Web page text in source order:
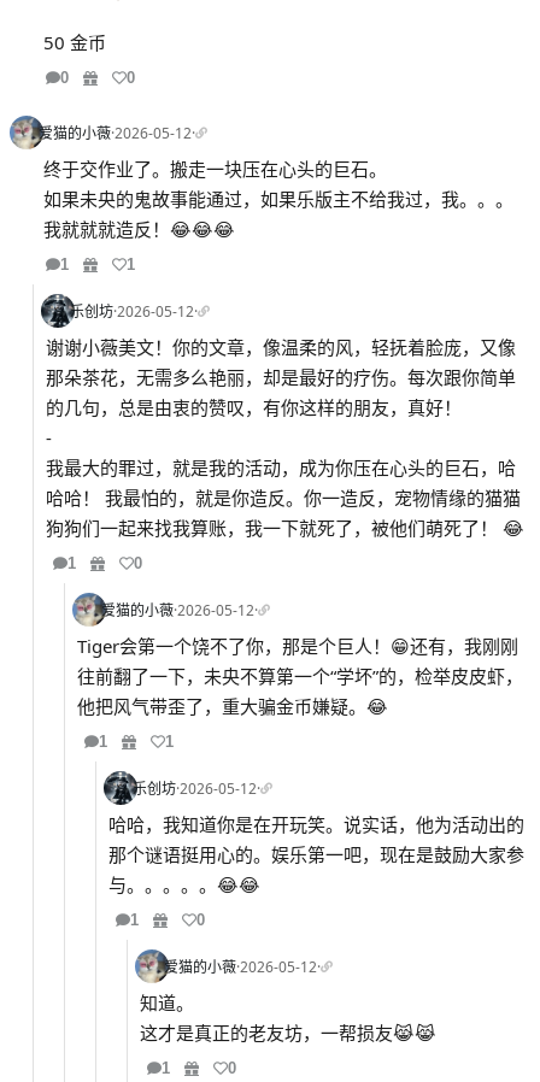
50 金币
0 0
爱猫的小薇·2026-05-12·
终于交作业了。搬走一块压在心头的巨石。
如果未央的鬼故事能通过，如果乐版主不给我过，我。。。
我就就就造反！😂😂😂
1 1
乐创坊·2026-05-12·
谢谢小薇美文！你的文章，像温柔的风，轻抚着脸庞，又像
那朵茶花，无需多么艳丽，却是最好的疗伤。每次跟你简单
的几句，总是由衷的赞叹，有你这样的朋友，真好！
-
我最大的罪过，就是我的活动，成为你压在心头的巨石，哈
哈哈！ 我最怕的，就是你造反。你一造反，宠物情缘的猫猫
狗狗们一起来找我算账，我一下就死了，被他们萌死了！ 😂
1 0
爱猫的小薇·2026-05-12·
Tiger会第一个饶不了你，那是个巨人！😁还有，我刚刚
往前翻了一下，未央不算第一个“学坏”的，检举皮皮虾，
他把风气带歪了，重大骗金币嫌疑。😂
1 1
乐创坊·2026-05-12·
哈哈，我知道你是在开玩笑。说实话，他为活动出的
那个谜语挺用心的。娱乐第一吧，现在是鼓励大家参
与。。。。。😂😂
1 0
爱猫的小薇·2026-05-12·
知道。
这才是真正的老友坊，一帮损友😹😹
1 0